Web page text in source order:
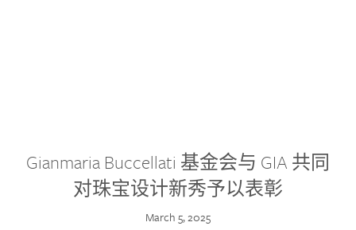
Gianmaria Buccellati 基金会与 GIA 共同
对珠宝设计新秀予以表彰
March 5, 2025